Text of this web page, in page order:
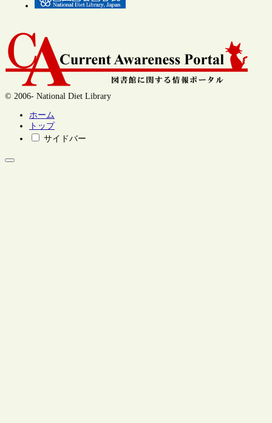
© 2006- National Diet Library
ホーム
トップ
サイドバー